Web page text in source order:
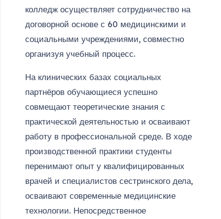
колледж осуществляет сотрудничество на
договорной основе с 60 медицинскими и
социальными учреждениями, совместно
организуя учебный процесс.
На клинических базах социальных
партнёров обучающиеся успешно
совмещают теоретические знания с
практической деятельностью и осваивают
работу в профессиональной среде. В ходе
производственной практики студенты
перенимают опыт у квалифицированных
врачей и специалистов сестринского дела,
осваивают современные медицинские
технологии. Непосредственное